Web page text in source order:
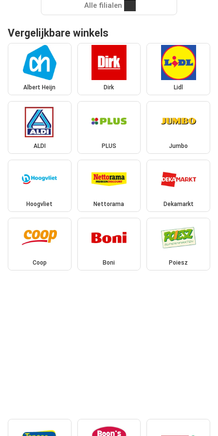
Alle filialen
Vergelijkbare winkels
Albert Heijn Dirk Lidl
ALDI PLUS Jumbo
Hoogvliet Nettorama Dekamarkt
Coop Boni Poiesz